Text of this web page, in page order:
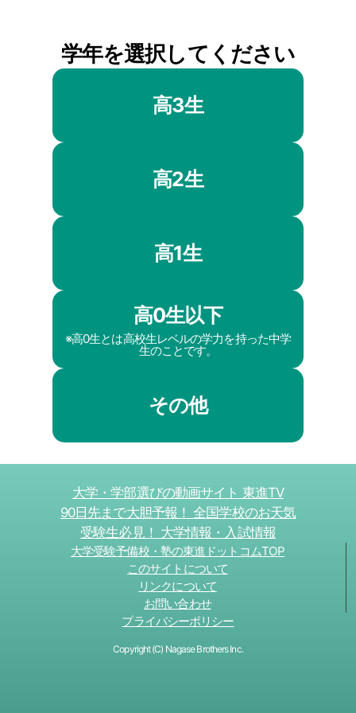
学年を選択してください
高3生
高2生
高1生
高0生以下
※高0生とは高校生レベルの学力を持った中学
生のことです。
その他
大学・学部選びの動画サイト 東進TV
90日先まで大胆予報！ 全国学校のお天気
受験生必見！ 大学情報・入試情報
大学受験予備校・塾の東進ドットコムTOP
このサイトについて
リンクについて
お問い合わせ
プライバシーポリシー
Copyright (C) Nagase Brothers Inc.